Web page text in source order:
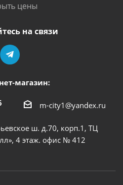
цены
на связи
магазин:
m-city1@yandex.ru
ш. д.70, корп.1, ТЦ
4 этаж. офис № 412